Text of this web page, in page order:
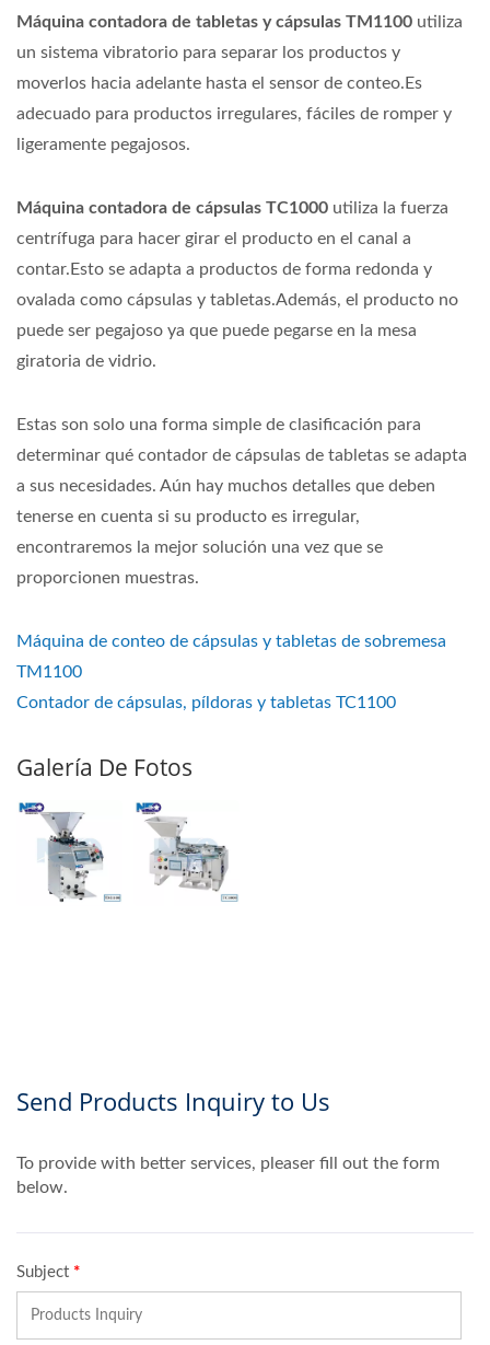
Máquina contadora de tabletas y cápsulas TM1100 utiliza
un sistema vibratorio para separar los productos y
moverlos hacia adelante hasta el sensor de conteo.Es
adecuado para productos irregulares, fáciles de romper y
ligeramente pegajosos.
Máquina contadora de cápsulas TC1000 utiliza la fuerza
centrífuga para hacer girar el producto en el canal a
contar.Esto se adapta a productos de forma redonda y
ovalada como cápsulas y tabletas.Además, el producto no
puede ser pegajoso ya que puede pegarse en la mesa
giratoria de vidrio.
Estas son solo una forma simple de clasificación para
determinar qué contador de cápsulas de tabletas se adapta
a sus necesidades. Aún hay muchos detalles que deben
tenerse en cuenta si su producto es irregular,
encontraremos la mejor solución una vez que se
proporcionen muestras.
Máquina de conteo de cápsulas y tabletas de sobremesa
TM1100
Contador de cápsulas, píldoras y tabletas TC1100
Galería De Fotos